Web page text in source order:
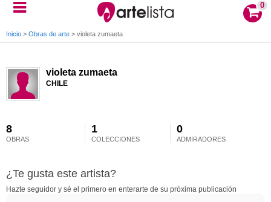
0
Inicio > Obras de arte > violeta zumaeta
violeta zumaeta
CHILE
8
OBRAS
1
COLECCIONES
0
ADMIRADORES
¿Te gusta este artista?
Hazte seguidor y sé el primero en enterarte de su próxima publicación